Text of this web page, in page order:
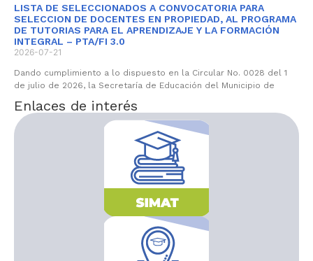
LISTA DE SELECCIONADOS A CONVOCATORIA PARA
SELECCION DE DOCENTES EN PROPIEDAD, AL PROGRAMA
DE TUTORIAS PARA EL APRENDIZAJE Y LA FORMACIÓN
INTEGRAL – PTA/FI 3.0
2026-07-21
Dando cumplimiento a lo dispuesto en la Circular No. 0028 del 1
de julio de 2026, la Secretaría de Educación del Municipio de
Enlaces de interés